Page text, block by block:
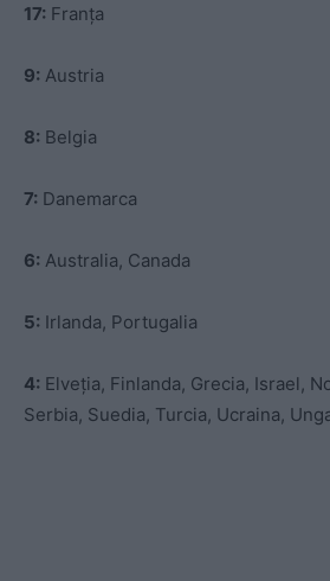
17: Franța
9: Austria
8: Belgia
7: Danemarca
6: Australia, Canada
5: Irlanda, Portugalia
4: Elveția, Finlanda, Grecia, Israel,
Serbia, Suedia, Turcia, Ucraina,